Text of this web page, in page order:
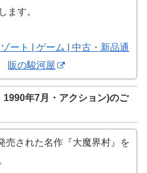
ます。
ート | ゲーム | 中古・新品通
販の駿河屋
年7月・アクション)のご
売された名作『大魔界村』を